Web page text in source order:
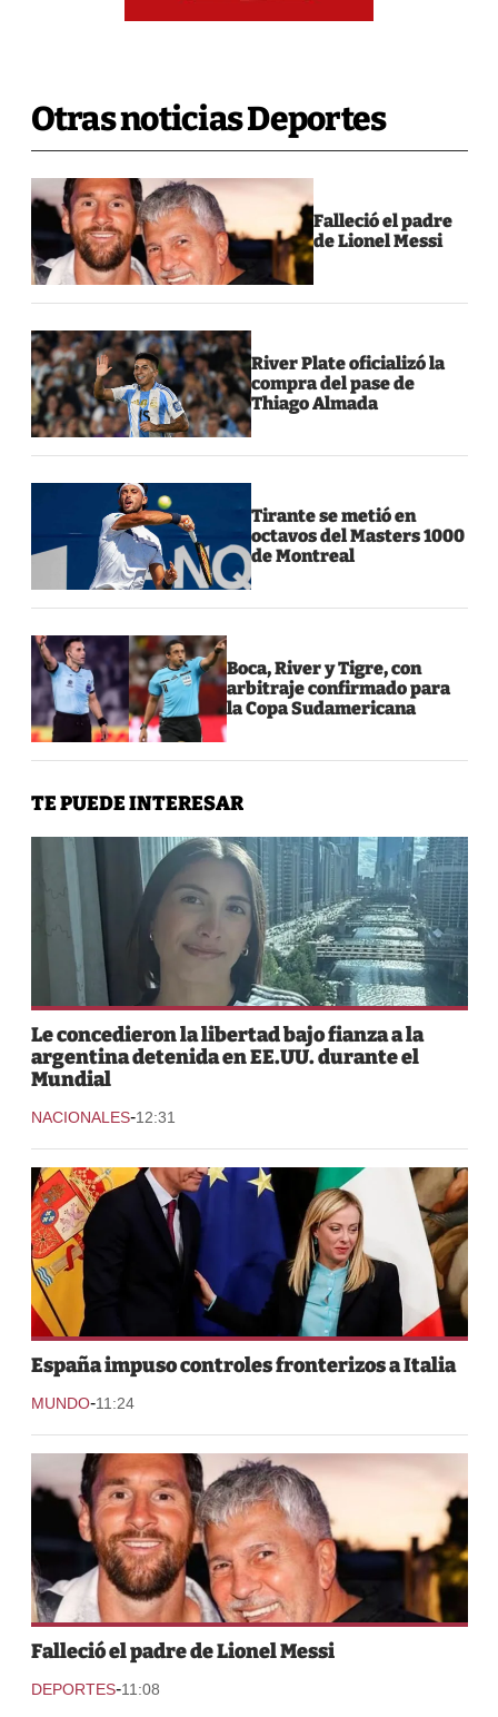
Otras noticias Deportes
Falleció el padre
de Lionel Messi
River Plate oficializó la
compra del pase de
Thiago Almada
Tirante se metió en
octavos del Masters 1000
de Montreal
Boca, River y Tigre, con
arbitraje confirmado para
la Copa Sudamericana
TE PUEDE INTERESAR
Le concedieron la libertad bajo fianza a la
argentina detenida en EE.UU. durante el
Mundial
NACIONALES-12:31
España impuso controles fronterizos a Italia
MUNDO-11:24
Falleció el padre de Lionel Messi
DEPORTES-11:08